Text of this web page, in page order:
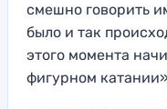
смешно говорить
было и так
этого момента
фигурном